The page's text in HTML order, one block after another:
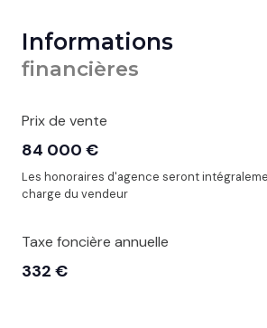
Informations
financières
Prix de vente
84 000 €
Les honoraires d'agence seront
charge du vendeur
Taxe foncière annuelle
332 €